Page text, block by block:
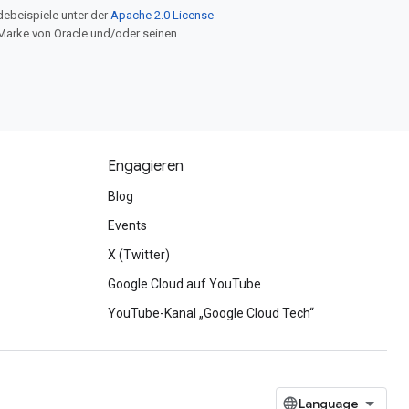
unter derApache 2.0 License
von Oracle und/oder seinen
Engagieren
Blog
Events
X (Twitter)
Google Cloud auf YouTube
YouTube-Kanal „Google Cloud Tech“